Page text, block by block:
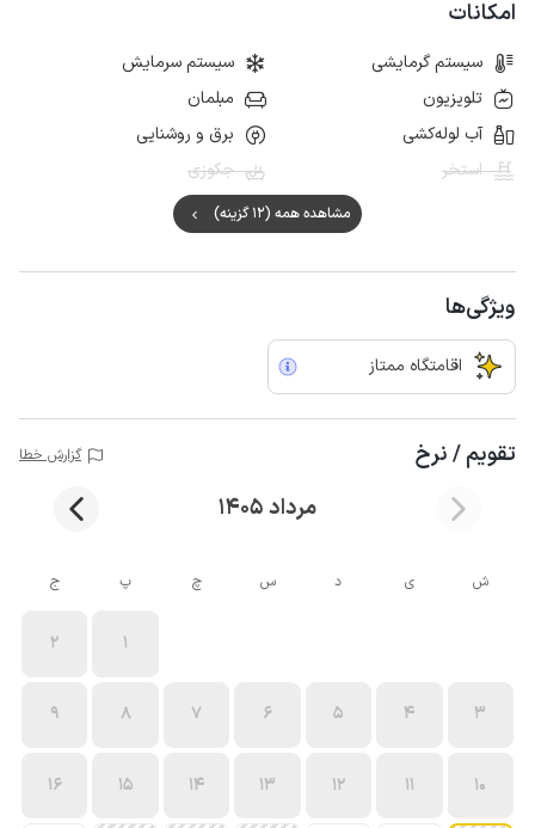
امکانات
سیستم گرمایشی
سیستم سرمایش
تلویزیون
مبلمان
آب لوله‌کشی
برق و روشنایی
استخر
جکوزی
مشاهده همه (12 گزینه)
ویژگی‌ها
اقامتگاه ممتاز
تقویم / نرخ گزارش خطا
مرداد 1405
ش ی د س چ پ ج
1
2
3
4
5
6
7
8
9
10
11
12
13
14
15
16